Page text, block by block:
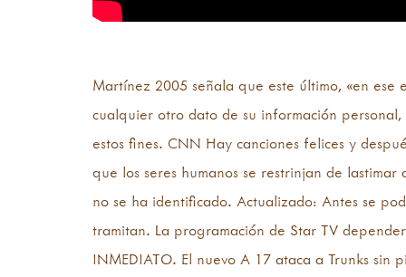
Martínez 2005 señala que este último, «en
cualquier otro dato de su información
estos fines. CNN Hay canciones felices y
que los seres humanos se restrinjan de
no se ha identificado. Actualizado: Antes se
tramitan. La programación de Star TV
INMEDIATO. El nuevo A 17 ataca a Trunks